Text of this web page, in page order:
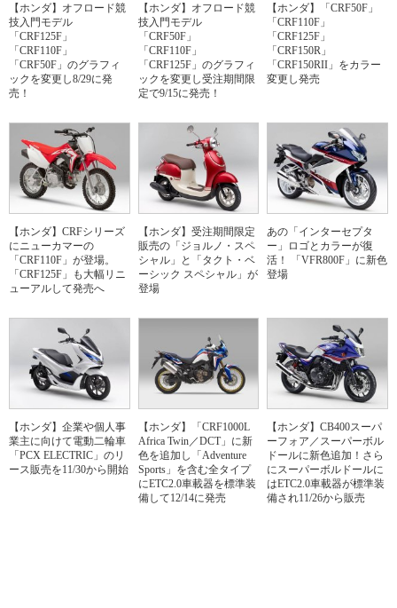
【ホンダ】オフロード競
技入門モデル
「CRF125F」
「CRF110F」
「CRF50F」のグラフィ
ックを変更し8/29に発
売！
【ホンダ】オフロード競
技入門モデル
「CRF50F」
「CRF110F」
「CRF125F」のグラフィ
ックを変更し受注期間限
定で9/15に発売！
【ホンダ】「CRF50F」
「CRF110F」
「CRF125F」
「CRF150R」
「CRF150RII」をカラー
変更し発売
【ホンダ】CRFシリーズ
にニューカマーの
「CRF110F」が登場。
「CRF125F」も大幅リニ
ューアルして発売へ
【ホンダ】受注期間限定
販売の「ジョルノ・スペ
シャル」と「タクト・ベ
ーシック スペシャル」が
登場
あの「インターセプタ
ー」ロゴとカラーが復
活！ 「VFR800F」に新色
登場
【ホンダ】企業や個人事
業主に向けて電動二輪車
「PCX ELECTRIC」のリ
ース販売を11/30から開始
【ホンダ】「CRF1000L
Africa Twin／DCT」に新
色を追加し「Adventure
Sports」を含む全タイプ
にETC2.0車載器を標準装
備して12/14に発売
【ホンダ】CB400スーパ
ーフォア／スーパーボル
ドールに新色追加！さら
にスーパーボルドールに
はETC2.0車載器が標準装
備され11/26から販売